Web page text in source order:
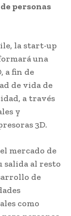
personas
la start-up
una
a fin de
de vida de
a través
y
3D.
mercado de
salida al resto
de
como